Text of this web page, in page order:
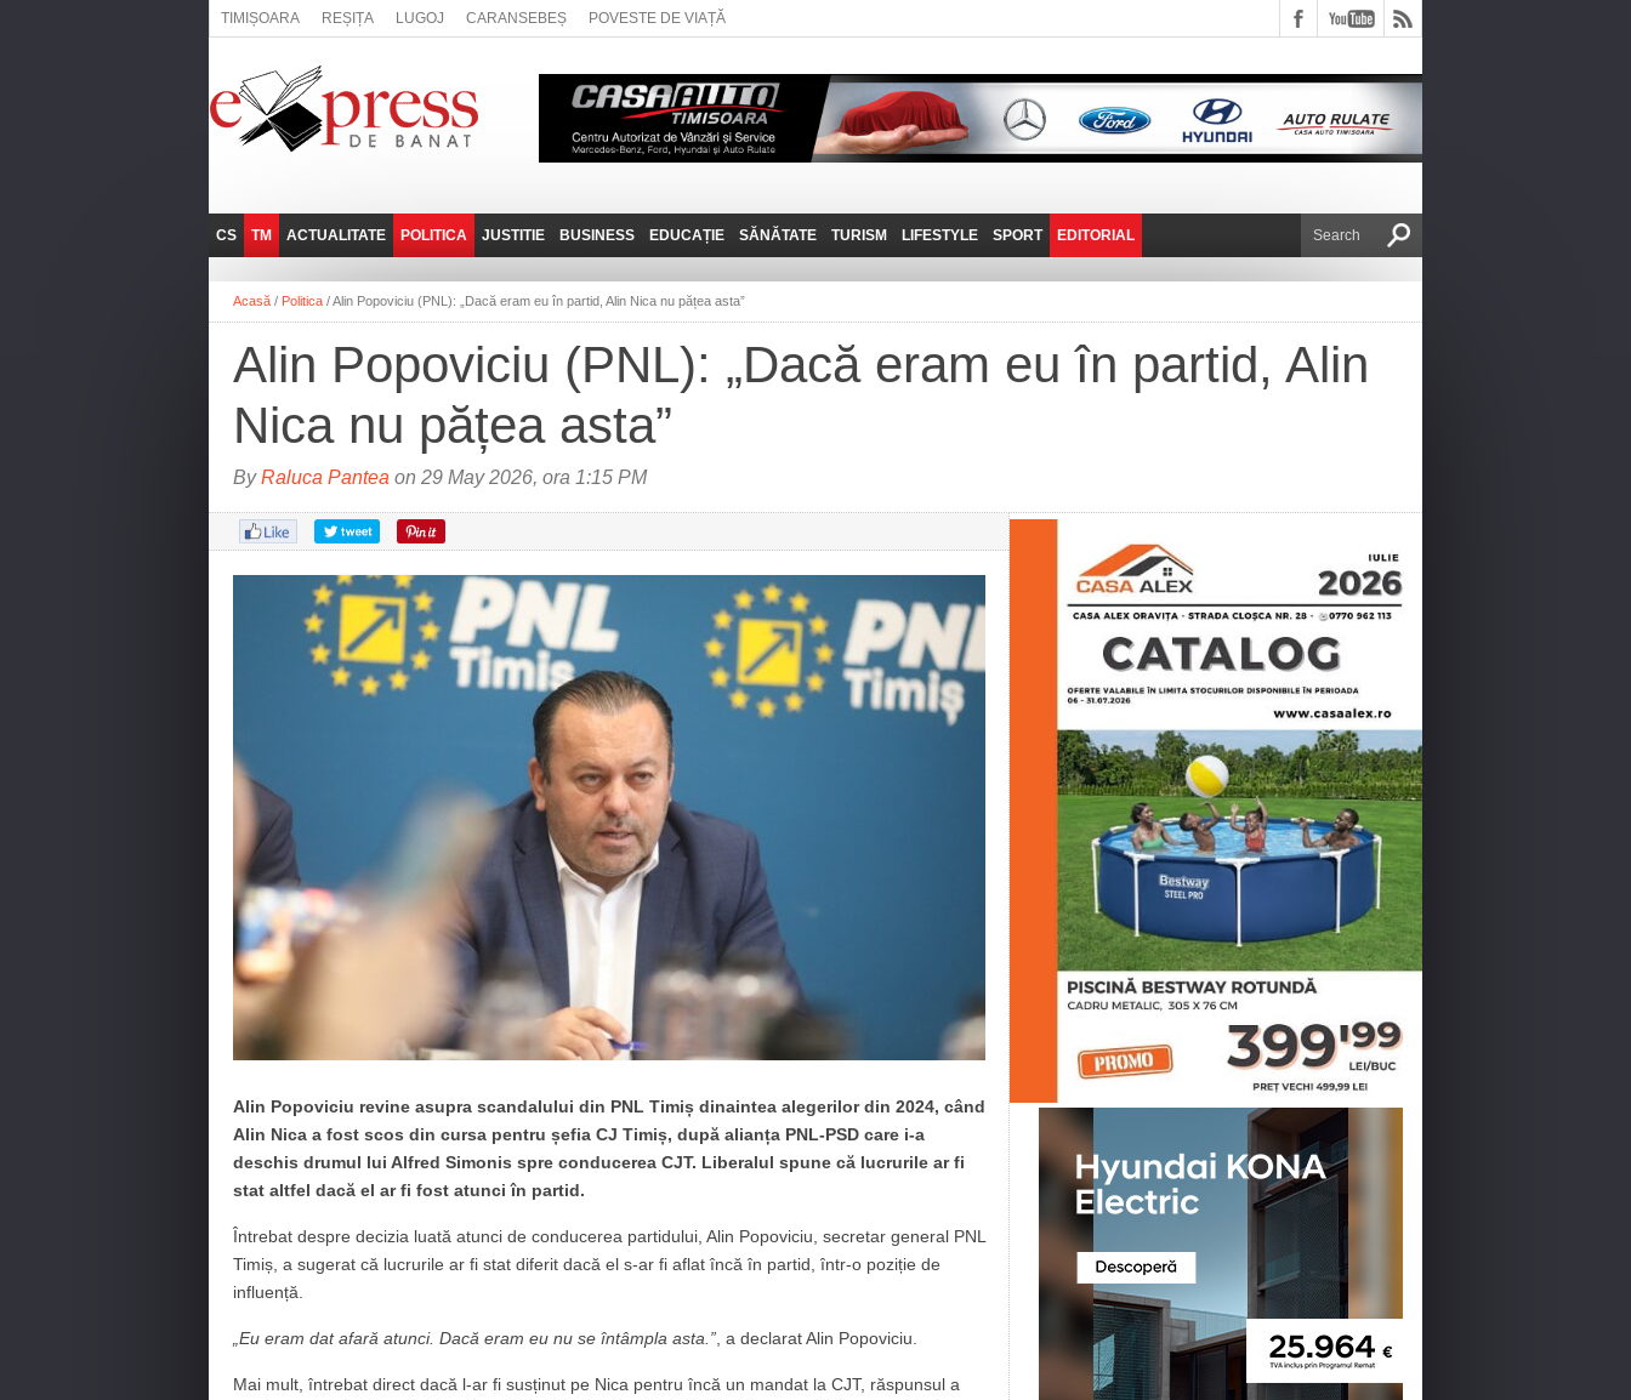
TIMIȘOARA REȘIȚA LUGOJ CARANSEBEȘ POVESTE DE VIAȚĂ
CS
REȘIȚA
CARANSEBEȘ
ANINA
BOCŞA
ORAVIȚA
OȚELU ROŞU
TM
LUGOJ
TIMIȘOARA
ACTUALITATE
ADMINISTRATIE
NAȚIONAL
SOCIAL
POLITICA
EXPRESSLIVE
INTERVIURILE
JUSTITIE BUSINESS
JOB-URI
TEHNIT
EDUCAȚIE SĂNĂTATE TURISM
PRIN MUNȚII
FANTASTICUL BANAT
LIFESTYLE
POVESTE DE VIAȚĂ
SPORT EDITORIAL
DE VICTOR NAFIRU
Acasă / Politica /Alin Popoviciu (PNL): „Dacă eram eu în partid, Alin Nica nu pățea asta”
Alin Popoviciu (PNL): „Dacă eram eu în partid, Alin
Nica nu pățea asta”
ByRaluca Pantea on 29 May 2026, ora 1:15 PM
Alin Popoviciu revine asupra scandalului din PNL Timiș dinaintea alegerilor din 2024, când
Alin Nica a fost scos din cursa pentru șefia CJ Timiș, după alianța PNL-PSD care i-a
deschis drumul lui Alfred Simonis spre conducerea CJT. Liberalul spune că lucrurile ar fi
stat altfel dacă el ar fi fost atunci în partid.
Întrebat despre decizia luată atunci de conducerea partidului, Alin Popoviciu, secretar general PNL
Timiș, a sugerat că lucrurile ar fi stat diferit dacă el s-ar fi aflat încă în partid, într-o poziție de
influență.
„Eu eram dat afară atunci. Dacă eram eu nu se întâmpla asta.” , a declarat Alin Popoviciu.
Mai mult, întrebat direct dacă l-ar fi susținut pe Nica pentru încă un mandat la CJT, răspunsul a